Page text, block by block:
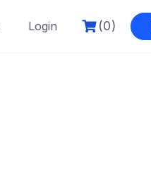
Login (0)